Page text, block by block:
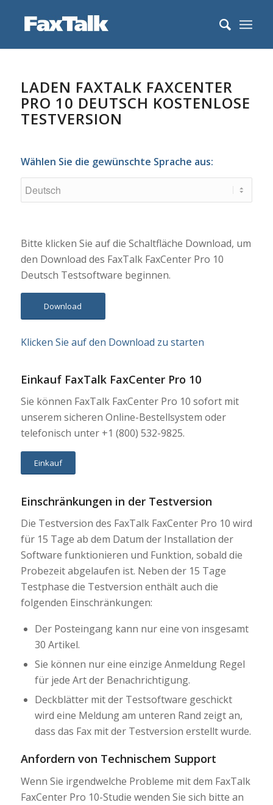
LADEN FAXTALK FAXCENTER
PRO 10 DEUTSCH KOSTENLOSE
TESTVERSION
Wählen Sie die gewünschte Sprache aus:
Bitte klicken Sie auf die Schaltfläche Download, um
den Download des FaxTalk FaxCenter Pro 10
Deutsch Testsoftware beginnen.
Download
Klicken Sie auf den Download zu starten
Einkauf FaxTalk FaxCenter Pro 10
Sie können FaxTalk FaxCenter Pro 10 sofort mit
unserem sicheren Online-Bestellsystem oder
telefonisch unter +1 (800) 532-9825.
Einkauf
Einschränkungen in der Testversion
Die Testversion des FaxTalk FaxCenter Pro 10 wird
für 15 Tage ab dem Datum der Installation der
Software funktionieren und Funktion, sobald die
Probezeit abgelaufen ist. Neben der 15 Tage
Testphase die Testversion enthält auch die
folgenden Einschränkungen:
Der Posteingang kann nur eine von insgesamt
30 Artikel.
Sie können nur eine einzige Anmeldung Regel
für jede Art der Benachrichtigung.
Deckblätter mit der Testsoftware geschickt
wird eine Meldung am unteren Rand zeigt an,
dass das Fax mit der Testversion erstellt wurde.
Anfordern von Technischem Support
Wenn Sie irgendwelche Probleme mit dem FaxTalk
FaxCenter Pro 10-Studie wenden Sie sich bitte an